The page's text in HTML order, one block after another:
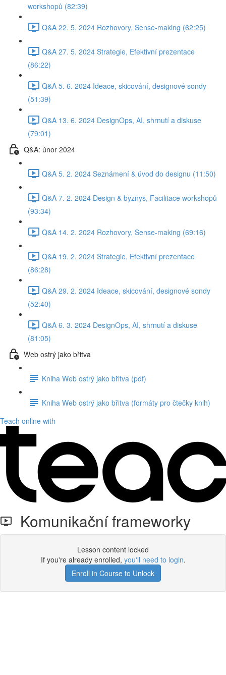
workshopů (82:39)
Q&A 22. 5. 2024 Rozhovory, Sense-making (62:25)
Q&A 27. 5. 2024 Strategie, Efektivní prezentace
(86:22)
Q&A 5. 6. 2024 Ideace, skicování, designové sondy
(51:39)
Q&A 13. 6. 2024 DesignOps, AI, shrnutí a diskuse
(79:01)
Q&A: únor 2024
Q&A 5. 2. 2024 Seznámení & úvod do designu (11:50)
Q&A 7. 2. 2024 Design & byznys, Facilitace workshopů
(93:34)
Q&A 14. 2. 2024 Rozhovory, Sense-making (69:16)
Q&A 19. 2. 2024 Strategie, Efektivní prezentace
(86:28)
Q&A 29. 2. 2024 Ideace, skicování, designové sondy
(52:40)
Q&A 6. 3. 2024 DesignOps, AI, shrnutí a diskuse
(81:05)
Web ostrý jako břitva
Kniha Web ostrý jako břitva (pdf)
Kniha Web ostrý jako břitva (formáty pro čtečky knih)
Teach online with
Komunikační frameworky
Lesson content locked
If you're already enrolled, you'll need to login.
Enroll in Course to Unlock